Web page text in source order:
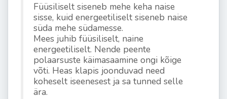
Füüsiliselt siseneb mehe keha naise
sisse, kuid energeetiliselt siseneb naise
süda mehe südamesse.
Mees juhib füüsiliselt, naine
energeetiliselt. Nende peente
polaarsuste käimasaamine ongi kõige
võti. Heas klapis joonduvad need
koheselt iseenesest ja sa tunned selle
ära.